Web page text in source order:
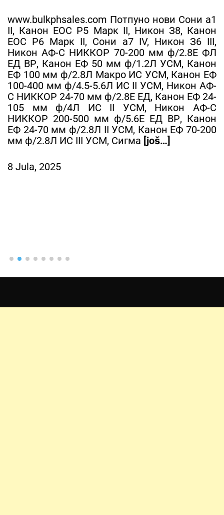
www.bulkphsales.com Потпуно нови Сони а1
II, Канон ЕОС Р5 Марк II, Никон З8, Канон
ЕОС Р6 Марк II, Сони а7 IV, Никон З6 III,
Никон АФ-С НИККОР 70-200 мм ф/2.8Е ФЛ
ЕД ВР, Канон ЕФ 50 мм ф/1.2Л УСМ, Канон
ЕФ 100 мм ф/2.8Л Макро ИС УСМ, Канон ЕФ
100-400 мм ф/4.5-5.6Л ИС II УСМ, Никон АФ-
С НИККОР 24-70 мм ф/2.8Е ЕД, Канон ЕФ 24-
105 мм ф/4Л ИС II УСМ, Никон АФ-С
НИККОР 200-500 мм ф/5.6Е ЕД ВР, Канон
ЕФ 24-70 мм ф/2.8Л II УСМ, Канон ЕФ 70-200
мм ф/2.8Л ИС III УСМ, Сигма [još…]
8 Jula, 2025